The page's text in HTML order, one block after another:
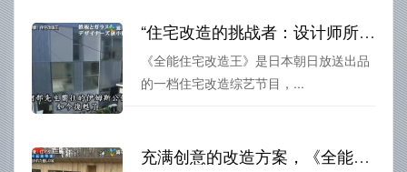
“住宅改造的挑战者：设计师所乔治在《全能住宅改造王》中的表现”——节目介绍
《全能住宅改造王》是日本朝日放送出品
的一档住宅改造综艺节目，...
充满创意的改造方案，《全能住宅改造王》的永不衰退魅力